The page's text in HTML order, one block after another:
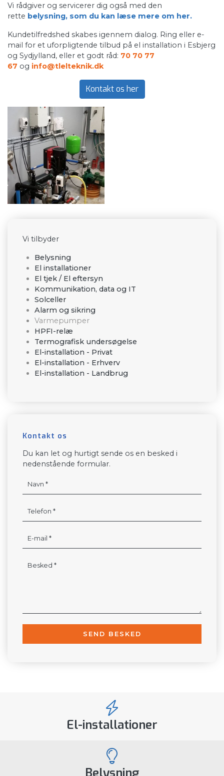
Vi rådgiver og servicerer dig også med den
rette belysning, som du kan læse mere om her.
Kundetilfredshed skabes igennem dialog. Ring eller e-
mail for et uforpligtende tilbud på el installation i Esbjerg
og Sydjylland, eller et godt råd: 70 70 77
67 og info@tlelteknik.dk
Kontakt os her
Vi tilbyder
Belysning
El installationer
El tjek / El eftersyn
Kommunikation, data og IT
Solceller
Alarm og sikring
Varmepumper
HPFI-relæ
Termografisk undersøgelse
El-installation - Privat
El-installation - Erhverv
El-installation - Landbrug
Kontakt os
Du kan let og hurtigt sende os en besked i
nedenstående formular.
El-installationer